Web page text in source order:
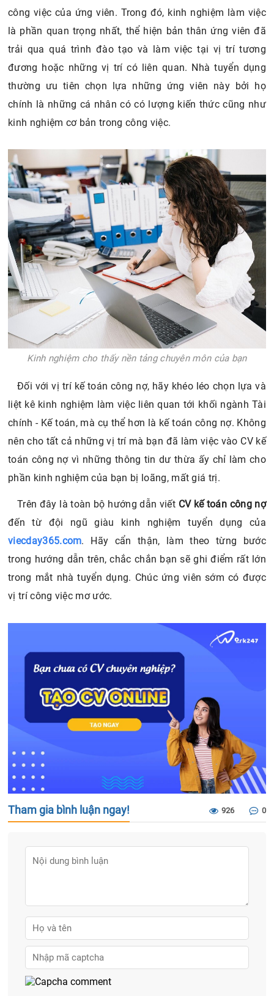
công việc của ứng viên. Trong đó, kinh nghiệm làm việc
là phần quan trọng nhất, thể hiện bản thân ứng viên đã
trải qua quá trình đào tạo và làm việc tại vị trí tương
đương hoặc những vị trí có liên quan. Nhà tuyển dụng
thường ưu tiên chọn lựa những ứng viên này bởi họ
chính là những cá nhân có có lượng kiến thức cũng như
kinh nghiệm cơ bản trong công việc.
Kinh nghiệm cho thấy nền tảng chuyên môn của bạn
Đối với vị trí kế toán công nợ, hãy khéo léo chọn lựa và
liệt kê kinh nghiệm làm việc liên quan tới khối ngành Tài
chính - Kế toán, mà cụ thể hơn là kế toán công nợ. Không
nên cho tất cả những vị trí mà bạn đã làm việc vào CV kế
toán công nợ vì những thông tin dư thừa ấy chỉ làm cho
phần kinh nghiệm của bạn bị loãng, mất giá trị.
Trên đây là toàn bộ hướng dẫn viết CV kế toán công nợ
đến từ đội ngũ giàu kinh nghiệm tuyển dụng của
viecday365.com. Hãy cẩn thận, làm theo từng bước
trong hướng dẫn trên, chắc chắn bạn sẽ ghi điểm rất lớn
trong mắt nhà tuyển dụng. Chúc ứng viên sớm có được
vị trí công việc mơ ước.
Tham gia bình luận ngay! 926 0